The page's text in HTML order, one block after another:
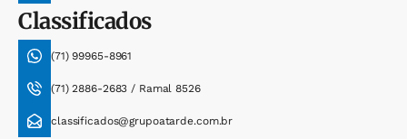
Classificados
(71) 99965-8961
(71) 2886-2683 / Ramal 8526
classificados@grupoatarde.com.br